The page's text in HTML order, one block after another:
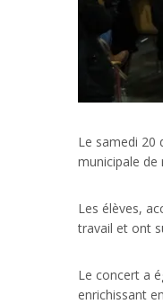
Le samedi 20
municipale de
Les élèves,
travail et ont
Le concert a
enrichissant